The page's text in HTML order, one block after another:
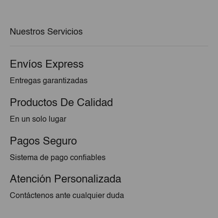
Nuestros Servicios
Envíos Express
Entregas garantizadas
Productos De Calidad
En un solo lugar
Pagos Seguro
Sistema de pago confiables
Atención Personalizada
Contáctenos ante cualquier duda